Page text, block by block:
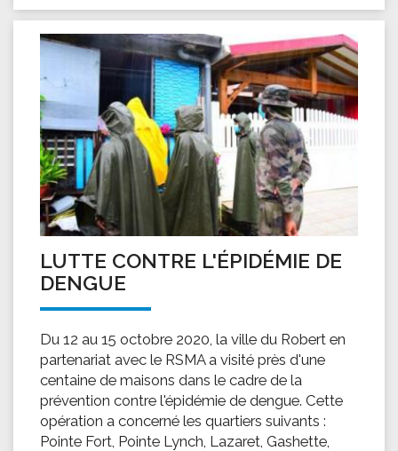
LUTTE CONTRE L'ÉPIDÉMIE DE
DENGUE
Du 12 au 15 octobre 2020, la ville du Robert en
partenariat avec le RSMA a visité près d'une
centaine de maisons dans le cadre de la
prévention contre l'épidémie de dengue. Cette
opération a concerné les quartiers suivants :
Pointe Fort, Pointe Lynch, Lazaret, Gashette,